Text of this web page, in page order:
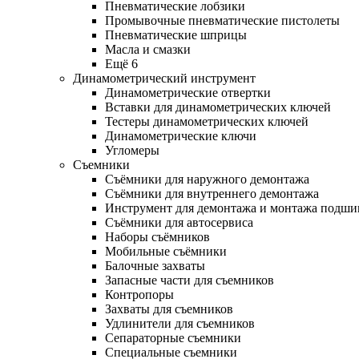
Пневматические лобзики
Промывочные пневматические пистолеты
Пневматические шприцы
Масла и смазки
Ещё 6
Динамометрический инструмент
Динамометрические отвертки
Вставки для динамометрических ключей
Тестеры динамометрических ключей
Динамометрические ключи
Угломеры
Съемники
Съёмники для наружного демонтажа
Съёмники для внутреннего демонтажа
Инструмент для демонтажа и монтажа
Съёмники для автосервиса
Наборы съёмников
Мобильные съёмники
Балочные захваты
Запасные части для съемников
Контропоры
Захваты для съемников
Удлинители для съемников
Сепараторные съемники
Специальные съемники